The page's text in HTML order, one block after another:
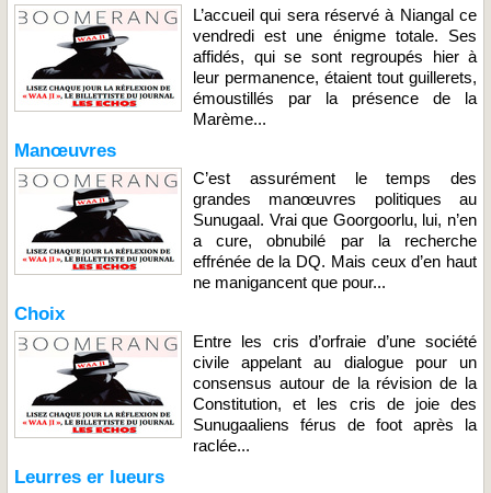
L’accueil qui sera réservé à Niangal ce
vendredi est une énigme totale. Ses
affidés, qui se sont regroupés hier à
leur permanence, étaient tout guillerets,
émoustillés par la présence de la
Marème...
Manœuvres
C’est assurément le temps des
grandes manœuvres politiques au
Sunugaal. Vrai que Goorgoorlu, lui, n’en
a cure, obnubilé par la recherche
effrénée de la DQ. Mais ceux d’en haut
ne manigancent que pour...
Choix
Entre les cris d’orfraie d’une société
civile appelant au dialogue pour un
consensus autour de la révision de la
Constitution, et les cris de joie des
Sunugaaliens férus de foot après la
raclée...
Leurres er lueurs